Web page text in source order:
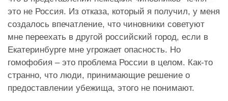
это не Россия. Из отказа, который я получил, у меня
создалось впечатление, что чиновники советуют
мне переехать в другой российский город, если в
Екатеринбурге мне угрожает опасность. Но
гомофобия – это проблема России в целом. Как-то
странно, что люди, принимающие решение о
предоставлении убежища, этого не понимают.